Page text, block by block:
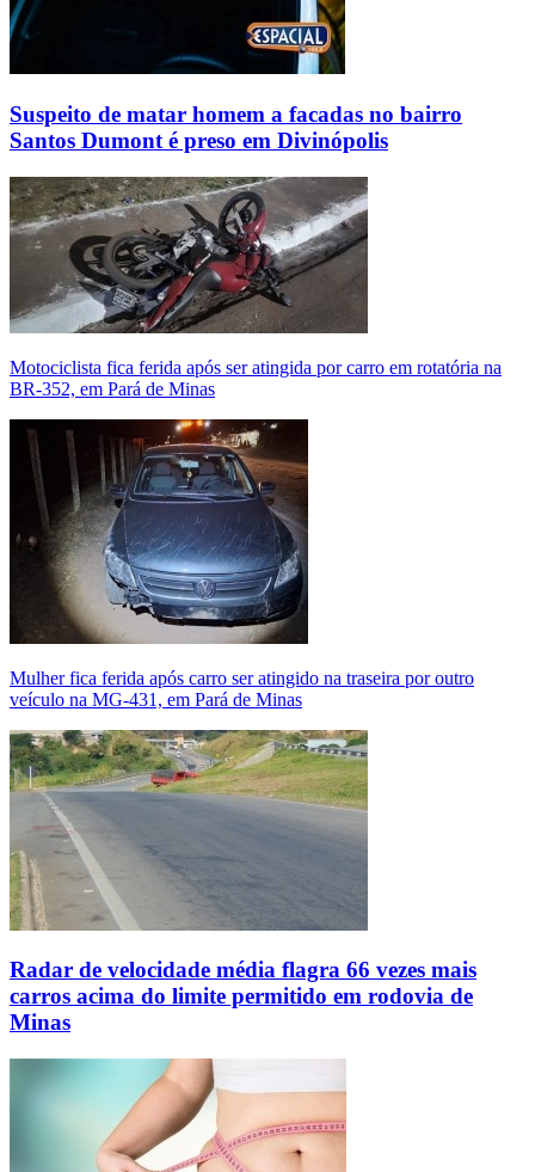
Suspeito de matar homem a facadas no bairro
Santos Dumont é preso em Divinópolis
Motociclista fica ferida após ser atingida por carro em rotatória na
BR-352, em Pará de Minas
Mulher fica ferida após carro ser atingido na traseira por outro
veículo na MG-431, em Pará de Minas
Radar de velocidade média flagra 66 vezes mais
carros acima do limite permitido em rodovia de
Minas